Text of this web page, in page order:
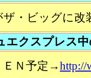
ザ・ビッグに
エクスプレス
ＥＮ予定→http://